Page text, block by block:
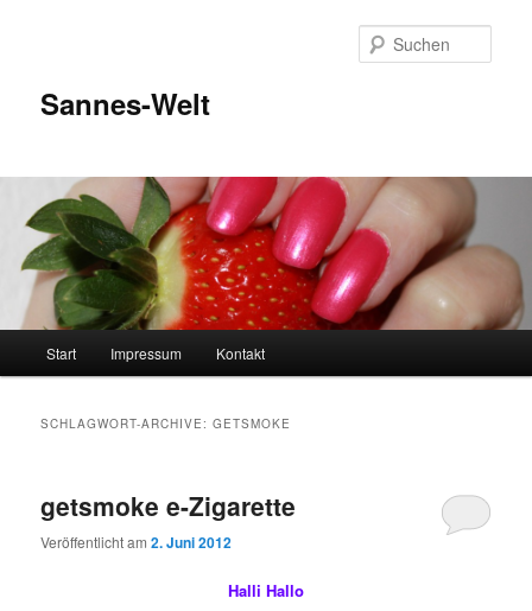
Sannes-Welt
Start Impressum Kontakt
SCHLAGWORT-ARCHIVE:GETSMOKE
getsmoke e-Zigarette
Veröffentlicht am2. Juni 2012
Halli Hallo